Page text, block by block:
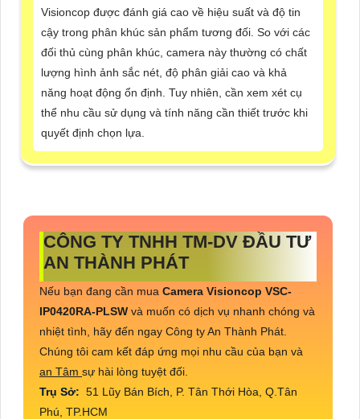
Visioncop được đánh giá cao về hiệu suất và độ tin
cậy trong phân khúc sản phẩm tương đối. So với các
đối thủ cùng phân khúc, camera này thường có chất
lượng hình ảnh sắc nét, độ phân giải cao và khả
năng hoạt động ổn định. Tuy nhiên, cần xem xét cụ
thể nhu cầu sử dụng và tính năng cần thiết trước khi
quyết định chọn lựa.
CÔNG TY TNHH TM-DV ĐẦU TƯ
AN THÀNH PHÁT
Nếu bạn đang cần mua Camera Visioncop VSC-
IP0420RA-PLSW và muốn có dịch vụ nhanh chóng và
nhiệt tình, hãy đến ngay Công ty An Thành Phát.
Chúng tôi cam kết đáp ứng mọi nhu cầu của bạn và
an Tâm sự hài lòng tuyệt đối.
Trụ Sở: 51 Lũy Bán Bích, P. Tân Thới Hòa, Q.Tân
Phú, TP.HCM